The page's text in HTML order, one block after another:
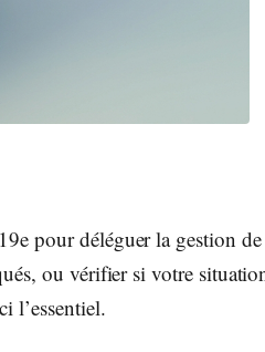
pour déléguer la gestion de
ou vérifier si votre
l’essentiel.